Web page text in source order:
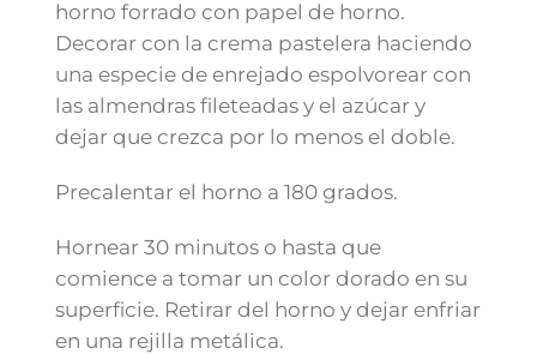
horno forrado con papel de horno.
Decorar con la crema pastelera haciendo
una especie de enrejado espolvorear con
las almendras fileteadas y el azúcar y
dejar que crezca por lo menos el doble.
Precalentar el horno a 180 grados.
Hornear 30 minutos o hasta que
comience a tomar un color dorado en su
superficie. Retirar del horno y dejar enfriar
en una rejilla metálica.